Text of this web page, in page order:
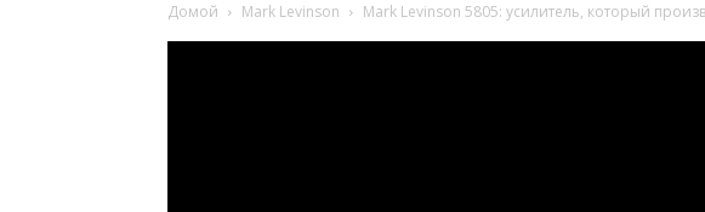
Домой Mark Levinson Mark Levinson 5805: усилитель, который